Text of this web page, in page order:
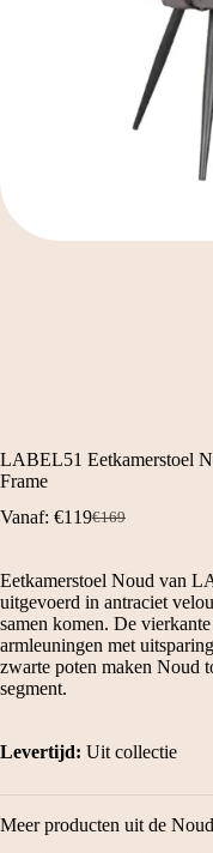
LABEL51 Eetkamerstoel
Frame
Vanaf:
€169
Oorspronkelijke
was:
€169.
€119Huidige
is:
€119.
Eetkamerstoel Noud van
uitgevoerd in antraciet
samen komen. De
armleuningen met
zwarte poten maken Noud
segment.
Levertijd: Uit collectie
Meer producten uit de